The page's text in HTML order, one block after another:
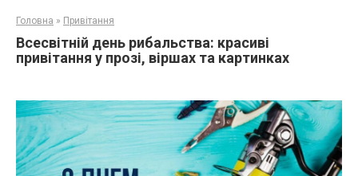
Головна » Привітання
Всесвітній день рибальства: красиві
привітання у прозі, віршах та картинках